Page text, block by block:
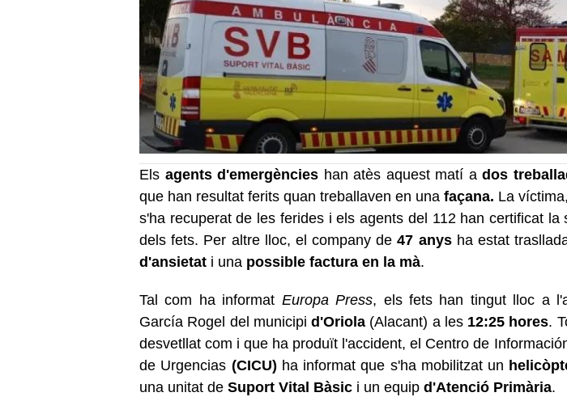
Els agents d'emergències han atès aquest matí ados
que han resultat ferits quan treballaven en unafaçana. La
s'ha recuperat de les ferides i els agents del 112 han certificat la
dels fets. Per altre lloc, el company de47 anysha estat
d'ansietat i una possible factura en la mà.
Tal com ha informat Europa Press, els fets han tingut lloc a
García Rogel del municipid'Oriola (Alacant) a les 12:25 hores.
desvetllat com i que ha produït l'accident, el Centro de
de Urgencias (CICU) ha informat que s'ha mobilitzat un
una unitat de Suport Vital Bàsic i un equip d'Atenció Primària.